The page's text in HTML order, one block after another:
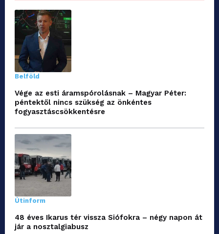
Belföld
Vége az esti áramspórolásnak – Magyar Péter:
péntektől nincs szükség az önkéntes
fogyasztáscsökkentésre
Útinform
48 éves Ikarus tér vissza Siófokra – négy napon át
jár a nosztalgiabusz